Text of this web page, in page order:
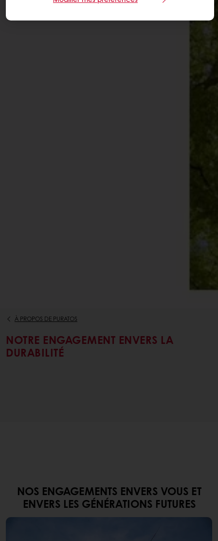
À PROPOS DE PURATOS
NOTRE ENGAGEMENT ENVERS LA
DURABILITÉ
NOS ENGAGEMENTS ENVERS VOUS ET
ENVERS LES GÉNÉRATIONS FUTURES